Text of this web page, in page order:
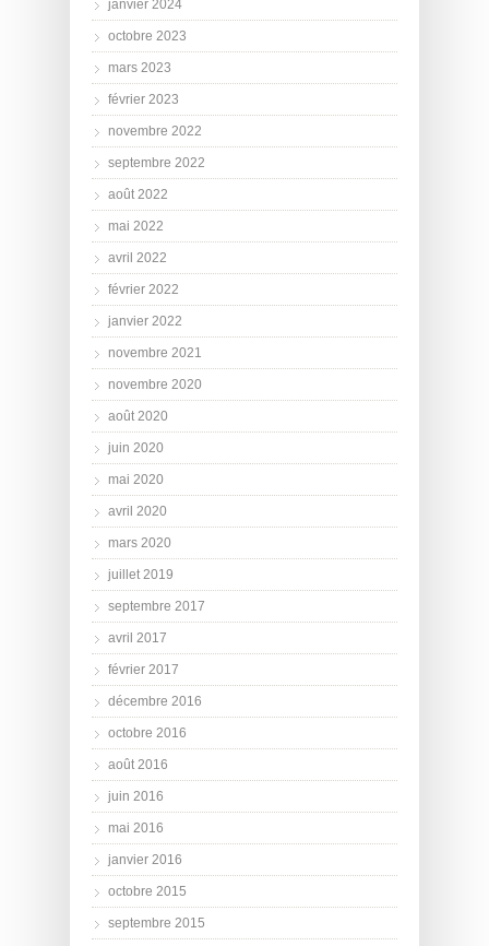
janvier 2024
octobre 2023
mars 2023
février 2023
novembre 2022
septembre 2022
août 2022
mai 2022
avril 2022
février 2022
janvier 2022
novembre 2021
novembre 2020
août 2020
juin 2020
mai 2020
avril 2020
mars 2020
juillet 2019
septembre 2017
avril 2017
février 2017
décembre 2016
octobre 2016
août 2016
juin 2016
mai 2016
janvier 2016
octobre 2015
septembre 2015